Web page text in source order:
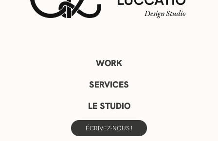
WORK
SERVICES
LE STUDIO
ÉCRIVEZ-NOUS !